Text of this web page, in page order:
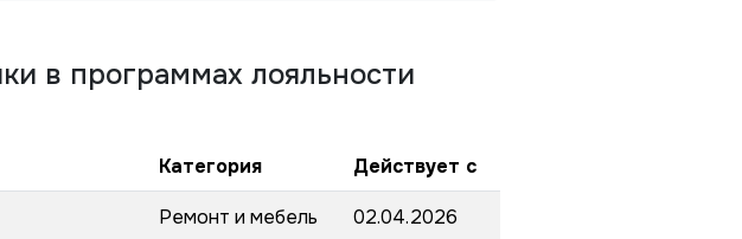
в программах лояльности
Категория
Действует с
Ремонт и мебель 02.04.2026